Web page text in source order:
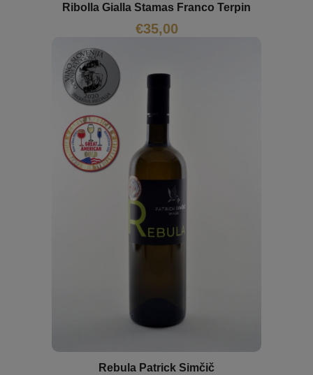
Ribolla Gialla Stamas Franco Terpin
€35,00
Rebula Patrick Simčič